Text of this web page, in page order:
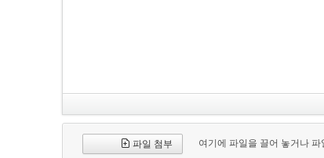
파일 첨부 여기에 파일을 끌어 놓거나